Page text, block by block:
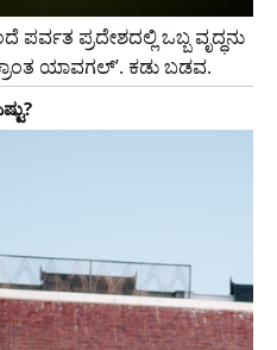
ಪ್ರದೇಶದಲ್ಲಿ ಒಬ್ಬ ವೃದ್ಧನು
ಯಾವಗಲ್’. ಕಡು ಬಡವ.